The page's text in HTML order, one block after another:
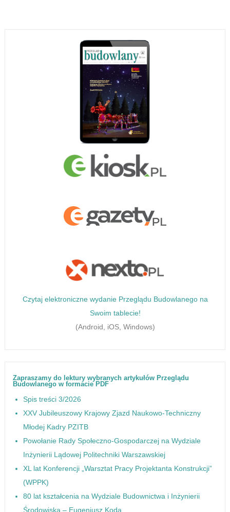
Czytaj elektroniczne wydanie Przeglądu Budowlanego na
Swoim tablecie!
(Android, iOS, Windows)
Zapraszamy do lektury wybranych artykułów Przeglądu
Budowlanego w formacie PDF
Spis treści 3/2026
XXV Jubileuszowy Krajowy Zjazd Naukowo-Techniczny
Młodej Kadry PZITB
Powołanie Rady Społeczno-Gospodarczej na Wydziale
Inżynierii Lądowej Politechniki Warszawskiej
XL lat Konferencji „Warsztat Pracy Projektanta Konstrukcji”
(WPPK)
80 lat kształcenia na Wydziale Budownictwa i Inżynierii
Środowiska – Eugeniusz Koda